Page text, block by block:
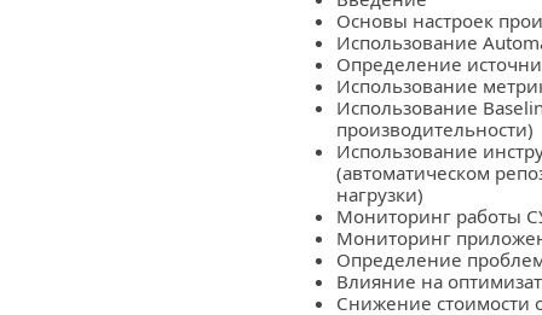
Основы настроек
Использование
Определение
Использование
Использование
производительности)
Использование
(автоматическом
нагрузки)
Мониторинг работы
Мониторинг
Определение
Влияние на
Снижение стоимости